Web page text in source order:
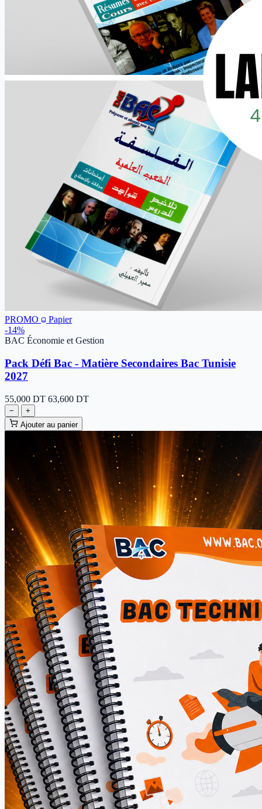
PROMO
Papier
-14%
BAC Économie et Gestion
Pack Défi Bac - Matière Secondaires Bac Tunisie
2027
55,000 DT 63,600 DT
−
+
Ajouter au panier